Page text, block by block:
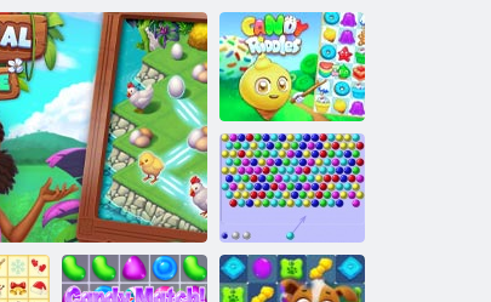
Candy énigmes